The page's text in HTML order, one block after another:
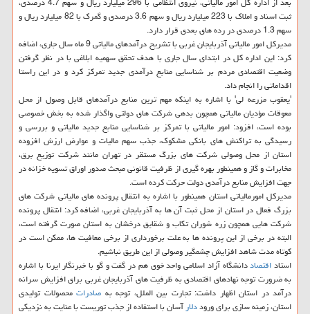
ثبت اسناد و املاك با 223 میلیارد ریال و سهم 3.6 درصدی و گمرك با 82 میلیارد ریال و
سهم 1.3 درصدی در رده های بعدی قرار دارد.
مدیركل امور مالیاتی آذربایجان غربی با تشریح درآمدهای مالیاتی 9 ماه سال جاری، اضافه
كرد: این اداره كل در ابتدای سال جاری با هدف تحقق سهمیه ابلاغی با در نظر گرفتن
وضعیت اقتصادی مردم بر شناسایی منابع درآمدی جدید تمركز كرد و در این راستا
اقداماتی را انجام داد.
'یعقوب مزرعه لی' با اشاره به اینكه مهم ترین منابع درآمدهای قابل وصول از محل
معوقات مؤدیان مالیاتی همچون بدهی شركت های دولتی واگذار شده به بخش خصوصی
بوده است، افزود: امور مالیاتی با تمركز بر شناسایی منابع جدید مالیاتی و بررسی و
رسیدگی به تراكنش های بانكی مشكوك، جذب سهم مالیات و عوارض ارزش افزوده
استان از محل وصولی شركت های بزرگ مستقر در تهران مانند شركت توزیع برق،
مخابرات و گاز و همینطور بهره گیری از ظرفیت قانونی مبحث صدور اوراق تسویه خزانه در
جهت افزایش منابع درآمدی دولت حركت كرده است.
مدیركل امورمالیاتی استان همینطور با اشاره به انتقال پرونده های مالیاتی شركت های
بزرگ فعال در استان از محل ثبت آن ها به آذربایجان غربی، اضافه كرد: انتقال پرونده
شركت هایی همچون زره شوران تكاب و شقایق درخشان به استان صورت گرفته است،
البته در برخی از این پرونده ها به علت برخورداری از برخی معافیت ها، ممكن است در
كوتاه مدت شاهد افزایش چشمگیر وصولی از این طریق نباشیم.
استاداقتصاددانشگاه آزاد اسلامی واحد خوی هم در گفت و گو با خبرنگار ایرنا با اشاره
به ضرورت توجه نهادهای اقتصادی به ظرفیت های آذربایجان غربی برای افزایش سرانه
درآمد در استان اظهار داشت: تجارت بین الملل، توجه به صادرات محصولات تولیدی
استان، زمینه سازی برای وروددلارآسان با استفاده از جذب توریست با عنایت به نزدیكی